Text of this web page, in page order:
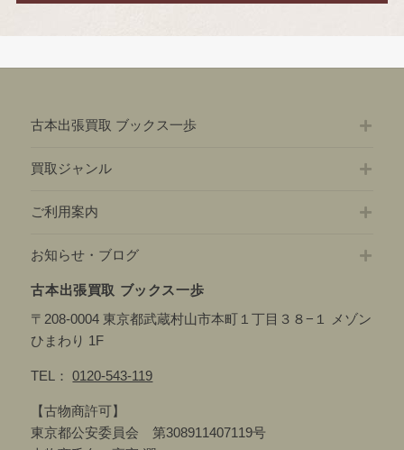
古本出張買取 ブックス一歩
買取ジャンル
ご利用案内
お知らせ・ブログ
古本出張買取 ブックス一歩
〒208-0004 東京都武蔵村山市本町１丁目３８−１ メゾン
ひまわり 1F
TEL：0120-543-119
【古物商許可】
東京都公安委員会 第308911407119号